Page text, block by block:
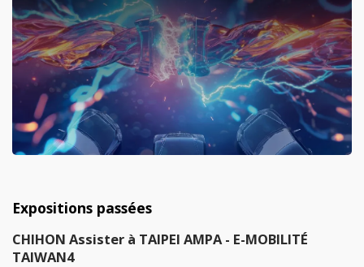
Expositions passées
CHIHON Assister à TAIPEI AMPA - E-MOBILITÉ
TAIWAN4